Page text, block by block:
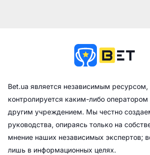
Bet.ua является независимым ресурсом,
контролируется каким-либо оператором
другим учреждением. Мы честно
руководства, опираясь только на
мнение наших независимых экспертов;
лишь в информационных целях.